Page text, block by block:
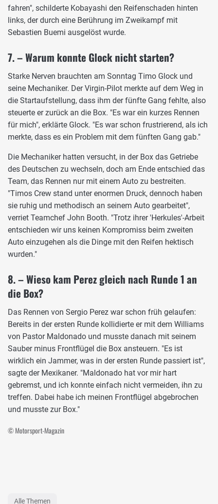
fahren", schilderte Kobayashi den Reifenschaden hinten
links, der durch eine Berührung im Zweikampf mit
Sebastien Buemi ausgelöst wurde.
7. – Warum konnte Glock nicht starten?
Starke Nerven brauchten am Sonntag Timo Glock und
seine Mechaniker. Der Virgin-Pilot merkte auf dem Weg in
die Startaufstellung, dass ihm der fünfte Gang fehlte, also
steuerte er zurück an die Box. "Es war ein kurzes Rennen
für mich", erklärte Glock. "Es war schon frustrierend, als ich
merkte, dass es ein Problem mit dem fünften Gang gab."
Die Mechaniker hatten versucht, in der Box das Getriebe
des Deutschen zu wechseln, doch am Ende entschied das
Team, das Rennen nur mit einem Auto zu bestreiten.
"Timos Crew stand unter enormen Druck, dennoch haben
sie ruhig und methodisch an seinem Auto gearbeitet",
verriet Teamchef John Booth. "Trotz ihrer 'Herkules'-Arbeit
entschieden wir uns keinen Kompromiss beim zweiten
Auto einzugehen als die Dinge mit den Reifen hektisch
wurden."
8. – Wieso kam Perez gleich nach Runde 1 an
die Box?
Das Rennen von Sergio Perez war schon früh gelaufen:
Bereits in der ersten Runde kollidierte er mit dem Williams
von Pastor Maldonado und musste danach mit seinem
Sauber minus Frontflügel die Box ansteuern. "Es ist
wirklich ein Jammer, was in der ersten Runde passiert ist",
sagte der Mexikaner. "Maldonado hat vor mir hart
gebremst, und ich konnte einfach nicht vermeiden, ihn zu
treffen. Dabei habe ich meinen Frontflügel abgebrochen
und musste zur Box."
© Motorsport-Magazin
Alle Themen